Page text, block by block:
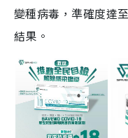
變種病毒，準確度達
結果。